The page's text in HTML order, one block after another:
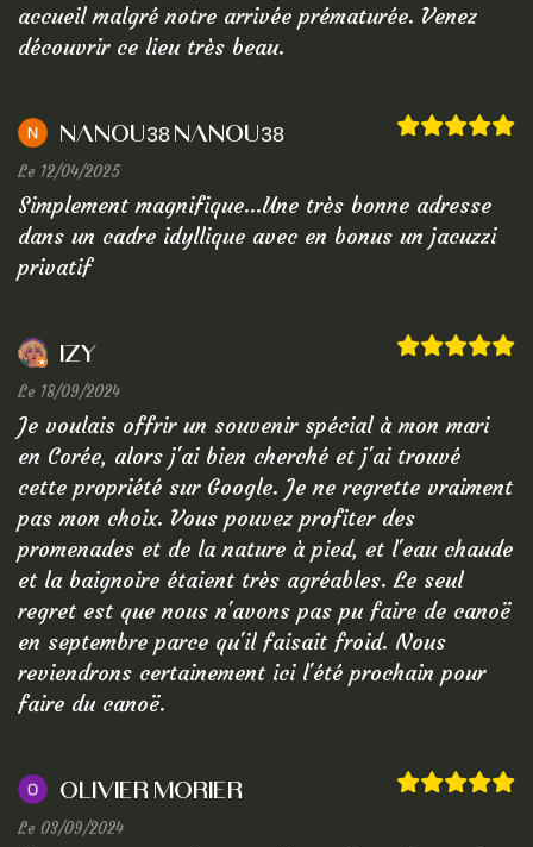
accueil malgré notre arrivée prématurée. Venez
découvrir ce lieu très beau.
NANOU38 NANOU38
Le 12/04/2025
Simplement magnifique...Une très bonne adresse
dans un cadre idyllique avec en bonus un jacuzzi
privatif
IZY
Le 18/09/2024
Je voulais offrir un souvenir spécial à mon mari
en Corée, alors j'ai bien cherché et j'ai trouvé
cette propriété sur Google. Je ne regrette vraiment
pas mon choix. Vous pouvez profiter des
promenades et de la nature à pied, et l'eau chaude
et la baignoire étaient très agréables. Le seul
regret est que nous n'avons pas pu faire de canoë
en septembre parce qu'il faisait froid. Nous
reviendrons certainement ici l'été prochain pour
faire du canoë.
Olivier Morier
Le 03/09/2024